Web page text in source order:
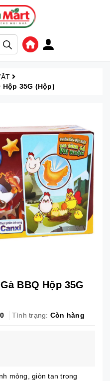
Hộp 35G (Hộp)
BBQ Hộp 35G
Tình trạng: Còn hàng
mỏng, giòn tan trong